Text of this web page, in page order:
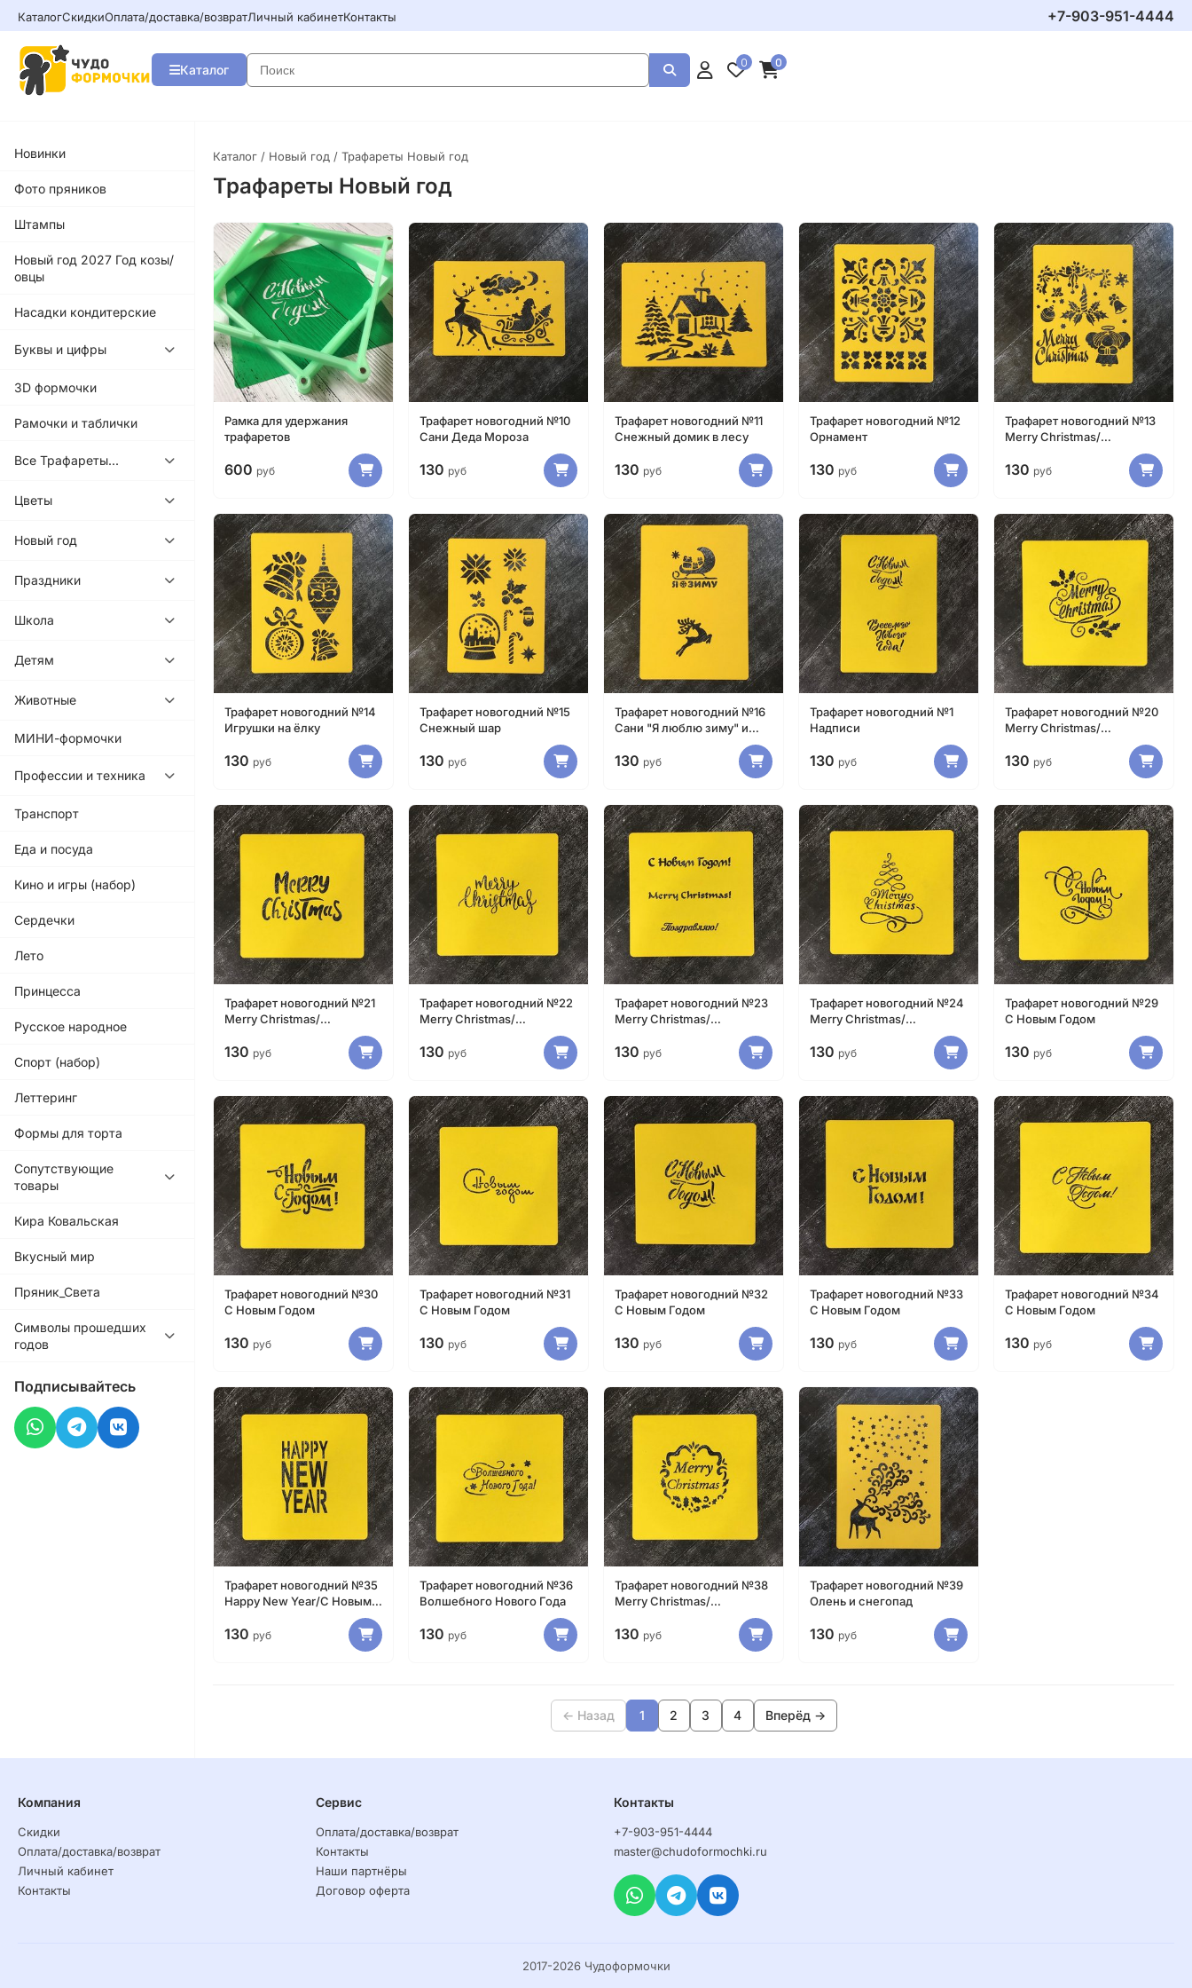
КаталогСкидкиОплата/доставка/возвратЛичный кабинетКонтакты +7-903-951-4444
Каталог
0 0
Новинки
Фото пряников
Штампы
Новый год 2027 Год козы/
овцы
Насадки кондитерские
Буквы и цифры
3D формочки
Рамочки и таблички
Все Трафареты...
Цветы
Новый год
Праздники
Школа
Детям
Животные
МИНИ-формочки
Профессии и техника
Транспорт
Еда и посуда
Кино и игры (набор)
Сердечки
Лето
Принцесса
Русское народное
Спорт (набор)
Леттеринг
Формы для торта
Сопутствующие
товары
Кира Ковальская
Вкусный мир
Пряник_Света
Символы прошедших
годов
Подписывайтесь
Каталог / Новый год / Трафареты Новый год
Трафареты Новый год
Рамка для удержания
трафаретов
600 руб
Трафарет новогодний №10
Сани Деда Мороза
130 руб
Трафарет новогодний №11
Снежный домик в лесу
130 руб
Трафарет новогодний №12
Орнамент
130 руб
Трафарет новогодний №13
Merry Christmas/
Счастливого Рождества
130 руб
Трафарет новогодний №14
Игрушки на ёлку
130 руб
Трафарет новогодний №15
Снежный шар
130 руб
Трафарет новогодний №16
Сани "Я люблю зиму" и
130 руб
Трафарет новогодний №1
Надписи
130 руб
Трафарет новогодний №20
Merry Christmas/
Счастливого Рождества
130 руб
Трафарет новогодний №21
Merry Christmas/
Счастливого Рождества
130 руб
Трафарет новогодний №22
Merry Christmas/
Счастливого Рождества
130 руб
Трафарет новогодний №23
Merry Christmas/
Счастливого Рождества
130 руб
Трафарет новогодний №24
Merry Christmas/
Счастливого Рождества
130 руб
Трафарет новогодний №29
С Новым Годом
130 руб
Трафарет новогодний №30
С Новым Годом
130 руб
Трафарет новогодний №31
С Новым Годом
130 руб
Трафарет новогодний №32
С Новым Годом
130 руб
Трафарет новогодний №33
С Новым Годом
130 руб
Трафарет новогодний №34
С Новым Годом
130 руб
Трафарет новогодний №35
Happy New Year/С Новым
130 руб
Трафарет новогодний №36
Волшебного Нового Года
130 руб
Трафарет новогодний №38
Merry Christmas/
Счастливого Рождества
130 руб
Трафарет новогодний №39
Олень и снегопад
130 руб
← Назад 1 2 3 4 Вперёд →
Компания
Скидки
Оплата/доставка/возврат
Личный кабинет
Контакты
Сервис
Оплата/доставка/возврат
Контакты
Наши партнёры
Договор оферта
Контакты
+7-903-951-4444
master@chudoformochki.ru
2017-2026 Чудоформочки